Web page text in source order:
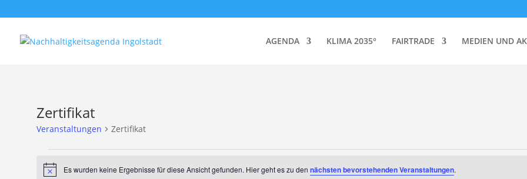
AGENDA KLIMA 2035° FAIRTRADE MEDIEN UND
Zertifikat
Veranstaltungen Zertifikat
Veranstaltungen
HinweisEs wurden keine Ergebnisse für diese Ansicht gefunden. Hier geht es zu den nächsten bevorstehenden Veranstaltungen.